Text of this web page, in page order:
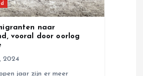
naar
vooral door oorlog
2024
jaar zijn er meer